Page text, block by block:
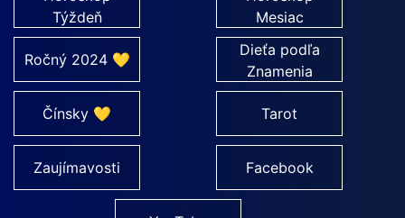
Týždeň
Mesiac
Ročný 2024 💛
Dieťa podľa
Znamenia
Čínsky 💛 Tarot
Zaujímavosti Facebook